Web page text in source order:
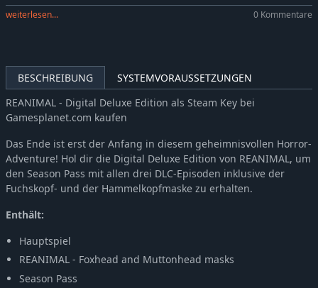
weiterlesen...
0 Kommentare
BESCHREIBUNG
SYSTEMVORAUSSETZUNGEN
REANIMAL - Digital Deluxe Edition als Steam Key bei
Gamesplanet.com kaufen
Das Ende ist erst der Anfang in diesem geheimnisvollen Horror-
Adventure! Hol dir die Digital Deluxe Edition von REANIMAL, um
den Season Pass mit allen drei DLC-Episoden inklusive der
Fuchskopf- und der Hammelkopfmaske zu erhalten.
Enthält:
Hauptspiel
REANIMAL - Foxhead and Muttonhead masks
Season Pass